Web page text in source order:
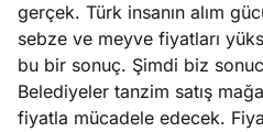
gerçek. Türk insanın alım
sebze ve meyve fiyatları
bu bir sonuç. Şimdi biz
Belediyeler tanzim satış
fiyatla mücadele edecek.